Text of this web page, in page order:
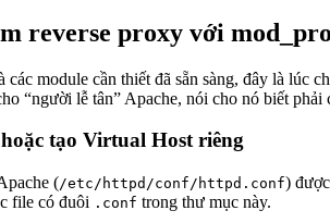
reverse proxy với
các module cần thiết đã sẵn sàng, đây là
“người lễ tân” Apache, nói cho nó biết
tạo Virtual Host riêng
(/etc/httpd/conf/httpd.conf)
file có đuôi .conf trong thư mục này.